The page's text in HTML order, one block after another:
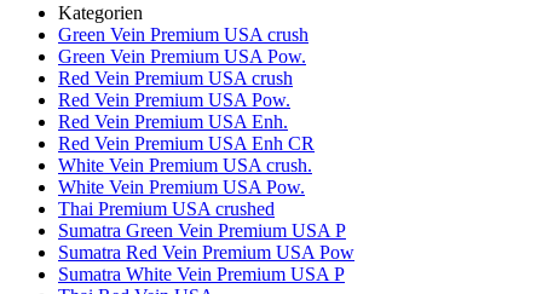
Kategorien
Green Vein Premium USA crush
Green Vein Premium USA Pow.
Red Vein Premium USA crush
Red Vein Premium USA Pow.
Red Vein Premium USA Enh.
Red Vein Premium USA Enh CR
White Vein Premium USA crush.
White Vein Premium USA Pow.
Thai Premium USA crushed
Sumatra Green Vein Premium USA P
Sumatra Red Vein Premium USA Pow
Sumatra White Vein Premium USA P